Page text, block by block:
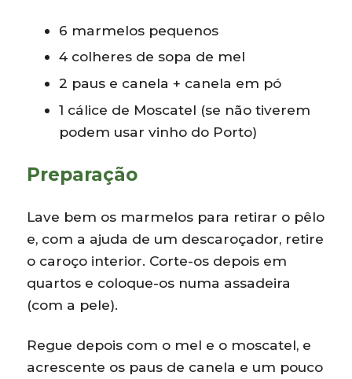
6 marmelos pequenos
4 colheres de sopa de mel
2 paus e canela + canela em pó
1 cálice de Moscatel (se não tiverem
podem usar vinho do Porto)
Preparação
Lave bem os marmelos para retirar o pêlo
e, com a ajuda de um descaroçador, retire
o caroço interior. Corte-os depois em
quartos e coloque-os numa assadeira
(com a pele).
Regue depois com o mel e o moscatel, e
acrescente os paus de canela e um pouco